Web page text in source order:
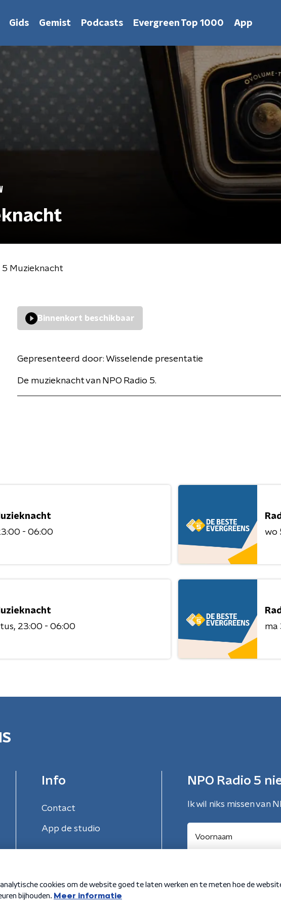
Gids Gemist Podcasts Evergreen Top 1000 App
5 Muzieknacht
Binnenkort beschikbaar
Gepresenteerd door: Wisselende presentatie
De muzieknacht van NPO Radio 5.
- 06:00
wo
23:00 - 06:00
ma
Info
Contact
App de studio
NPO Radio 5
Ik wil niks missen van